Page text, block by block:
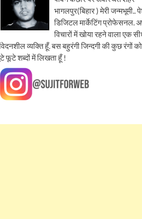
भागलपुर(बिहार ) मेरी जन्मभूमी..
डिजिटल मार्केटिंग प्रोफेसनल.
विचारों में खोया रहने वाला एक
व्यक्ति हूँ. बस बहुरंगी जिन्दगी की कुछ रंगों
फूटे शब्दों में लिखता हूँ !